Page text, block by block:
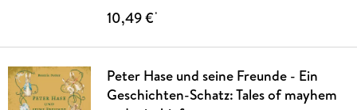
10,49 €*
Peter Hase und seine Freunde - Ein
Geschichten-Schatz: Tales of mayhem